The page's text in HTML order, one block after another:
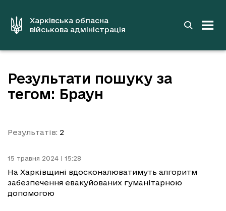
вмістуХарківська обласна
військова адміністрація
Результати пошуку за
тегом: Браун
Результатів: 2
15 травня 2024 | 15:28
На Харківщині вдосконалюватимуть алгоритм
забезпечення евакуйованих гуманітарною
допомогою